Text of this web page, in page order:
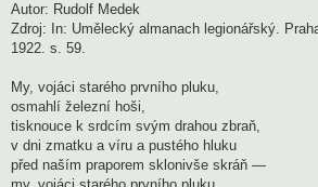
ě
v
e
k
Autor: Rudolf Medek
Zdroj: In: Umělecký almanach legionářský.
1922. s. 59.
My, vojáci starého prvního pluku,
osmahlí železní hoši,
tisknouce k srdcím svým drahou zbraň,
v dni zmatku a víru a pustého hluku
před naším praporem sklonivše skráň —